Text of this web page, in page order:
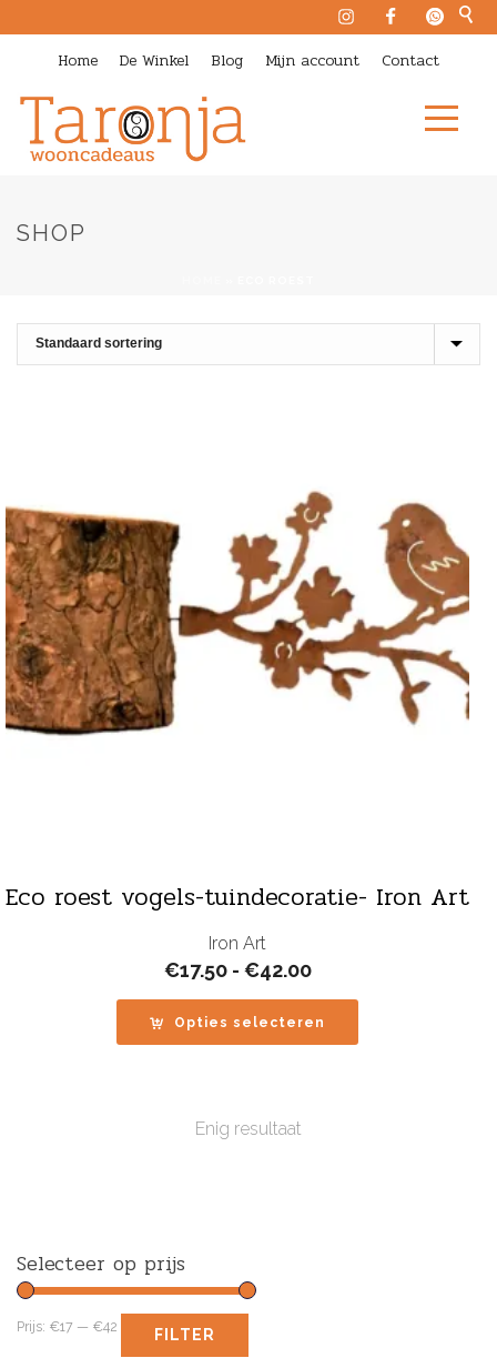
Home De Winkel Blog Mijn account Contact
SHOP
Eco roest vogels-tuindecoratie- Iron Art
Iron Art
€17.50 - €42.00Prijsklasse:
tot
€42.00
Opties selecteren
Enig resultaat
Selecteer op prijs
FILTER
Prijs: €17 — €42